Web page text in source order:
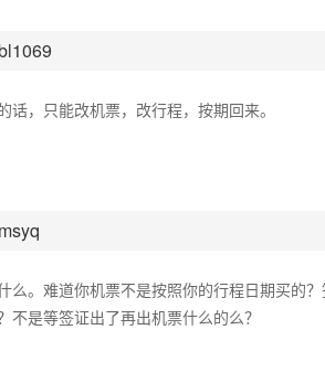
话，只能改机票，改行程，按期回来。
么。难道你机票不是按照你的行程日期买的
不是等签证出了再出机票什么的么？